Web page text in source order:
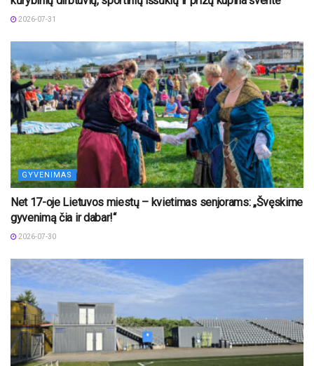
2026-07-31
GYVENIMAS
Net 17-oje Lietuvos miestų – kvietimas senjorams: „Švęskime
gyvenimą čia ir dabar!“
2026-07-30